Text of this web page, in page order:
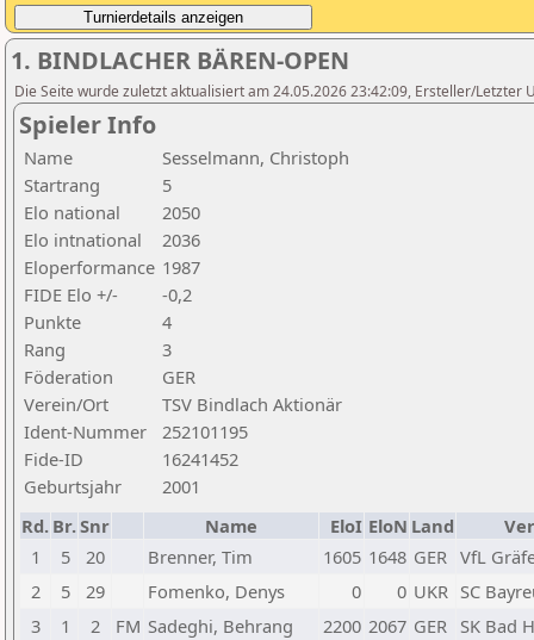
1. BINDLACHER BÄREN-OPEN
Die Seite wurde zuletzt aktualisiert am 24.05.2026 23:42:09, Ersteller/Letzter
Spieler Info
Name
Sesselmann, Christoph
Startrang
5
Elo national
2050
Elo intnational
2036
Eloperformance 1987
FIDE Elo +/-
-0,2
Punkte
4
Rang
3
Föderation
GER
Verein/Ort
TSV Bindlach Aktionär
Ident-Nummer
252101195
Fide-ID
16241452
Geburtsjahr
2001
Rd. Br.Snr Name EloI EloN Land
1
5 20 Brenner, Tim 1605 1648 GER VfL
2
5 29 Fomenko, Denys 0 0 UKR SC
3
1 2 FM Sadeghi, Behrang 2200 2067 GER SK Bad